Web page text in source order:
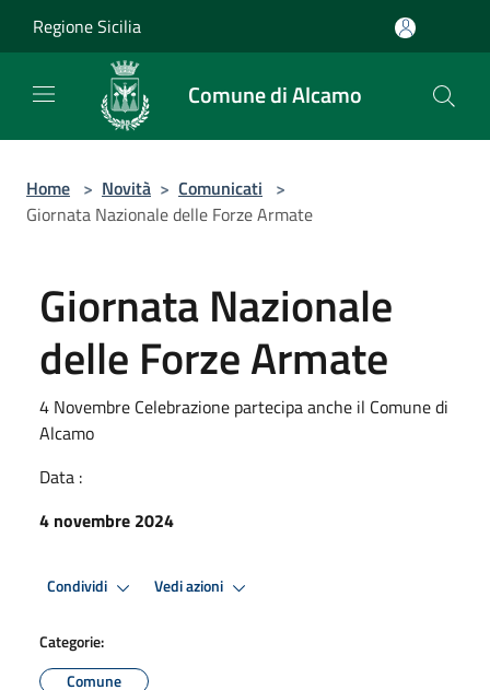
Regione Sicilia
Comune di Alcamo
Home > Novità > Comunicati >
Giornata Nazionale delle Forze Armate
Giornata Nazionale
delle Forze Armate
4 Novembre Celebrazione partecipa anche il Comune di
Alcamo
Data :
4 novembre 2024
Condividi Vedi azioni
Categorie:
Comune